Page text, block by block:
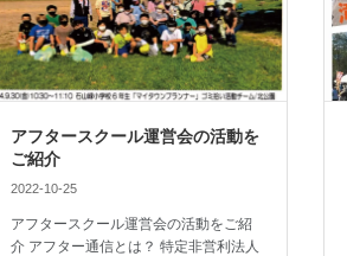
アフタースクール運営会の活動を
ご紹介
2022-10-25
アフタースクール運営会の活動をご紹
介 アフター通信とは？ 特定非営利法人